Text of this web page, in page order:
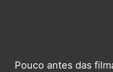
Pouco antes das